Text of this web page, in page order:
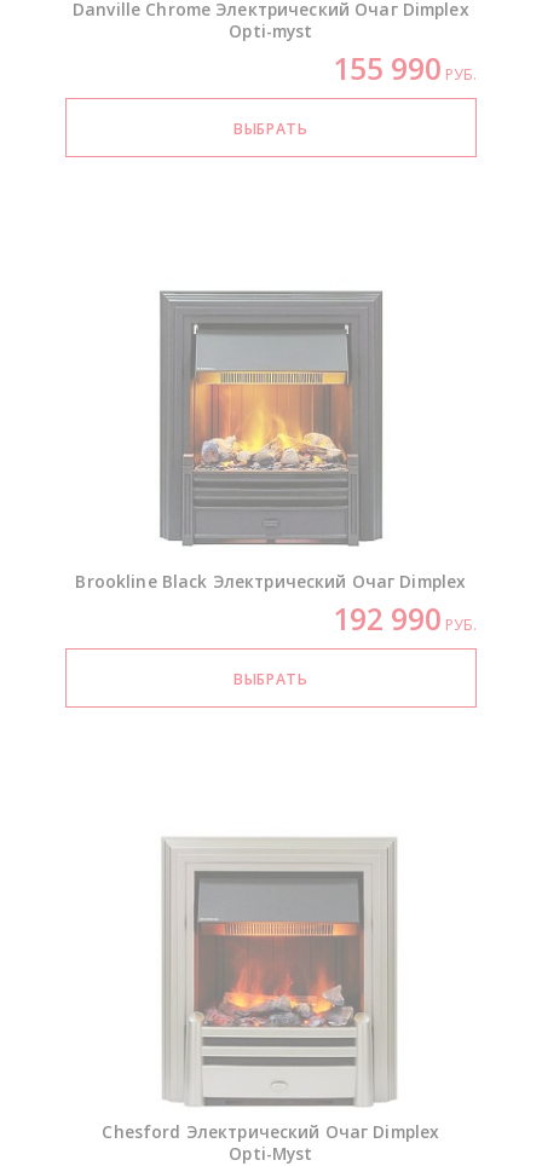
Danville Chrome Электрический Очаг Dimplex
Opti-myst
155 990 РУБ.
Brookline Black Электрический Очаг Dimplex
192 990 РУБ.
Chesford Электрический Очаг Dimplex
Opti-Myst